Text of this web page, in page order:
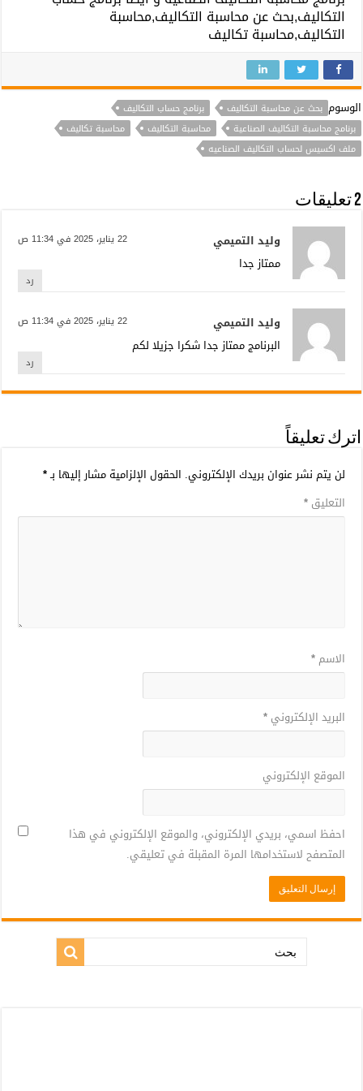
التكاليف,بحث عن محاسبة التكاليف,محاسبة
التكاليف,محاسبة تكاليف
الوسوم بحث عن محاسبة التكاليف
برنامج حساب التكاليف
برنامج محاسبة التكاليف الصناعية
محاسبة التكاليف
محاسبة تكاليف
ملف اكسيس لحساب التكاليف الصناعيه
2 تعليقات
وليد التميمي 22 يناير، 2025 في 11:34 ص
ممتاز جدا
رد
وليد التميمي 22 يناير، 2025 في 11:34 ص
البرنامج ممتاز جدا شكرا جزيلا لكم
رد
اترك تعليقاً
لن يتم نشر عنوان بريدك الإلكتروني. الحقول الإلزامية مشار إليها بـ*
التعليق*
الاسم*
البريد الإلكتروني*
الموقع الإلكتروني
احفظ اسمي، بريدي الإلكتروني، والموقع الإلكتروني في هذا
المتصفح لاستخدامها المرة المقبلة في تعليقي.
بحث: